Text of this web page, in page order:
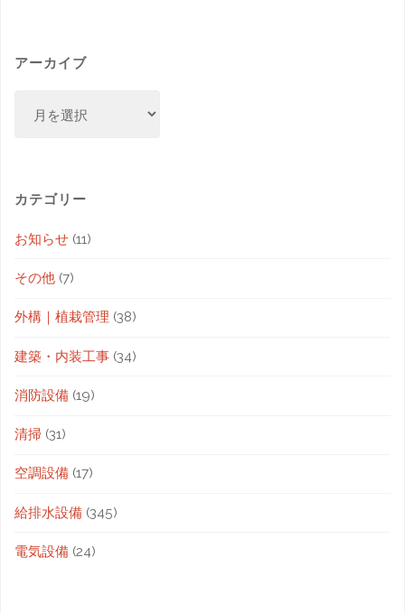
アーカイブ
カテゴリー
お知らせ (11)
その他 (7)
外構｜植栽管理 (38)
建築・内装工事 (34)
消防設備 (19)
清掃 (31)
空調設備 (17)
給排水設備 (345)
電気設備 (24)